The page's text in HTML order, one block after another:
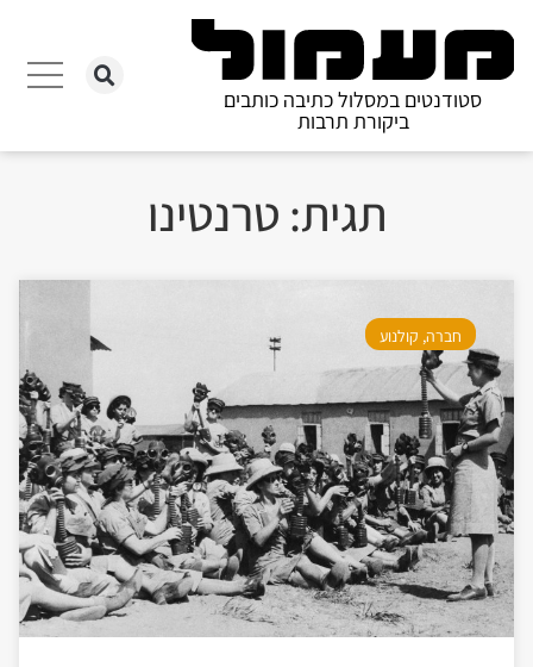
סטודנטים במסלול כתיבה כותבים
ביקורת תרבות
תגית: טרנטינו
חברה, קולנוע